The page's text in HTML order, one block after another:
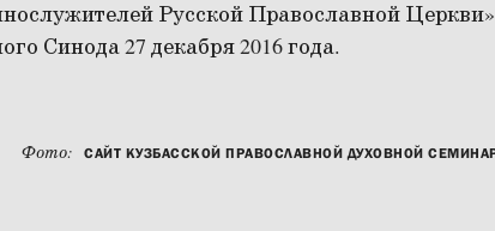
Русской Православной
Синода 27 декабря 2016 года.
Фото: САЙТ КУЗБАССКОЙ ПРАВОСЛАВНОЙ ДУХОВНОЙ